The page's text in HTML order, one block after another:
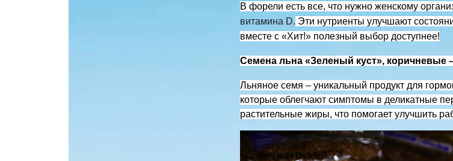
В форели есть все, что нужно женскому
витамина D. Эти нутриенты улучшают
вместе с «Хит!» полезный выбор доступнее!
Семена льна «Зеленый куст», коричневые
Льняное семя – уникальный продукт для
которые облегчают симптомы в деликатные
растительные жиры, что помогает улучшить